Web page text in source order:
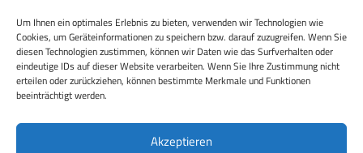
Um Ihnen ein optimales Erlebnis zu bieten, verwenden wir Technologien wie
Cookies, um Geräteinformationen zu speichern bzw. darauf zuzugreifen. Wenn Sie
diesen Technologien zustimmen, können wir Daten wie das Surfverhalten oder
eindeutige IDs auf dieser Website verarbeiten. Wenn Sie Ihre Zustimmung nicht
erteilen oder zurückziehen, können bestimmte Merkmale und Funktionen
beeinträchtigt werden.
Akzeptieren
Über uns
Karriere
Pressespiegel
Werksverkauf